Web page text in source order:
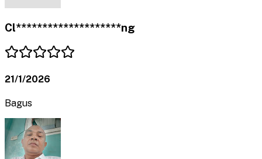
Cl********************ng
21/1/2026
Bagus